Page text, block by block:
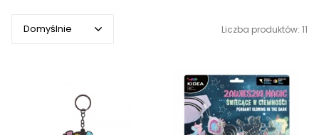
Domyślnie
Cena rosnąco
Liczba produktów: 11